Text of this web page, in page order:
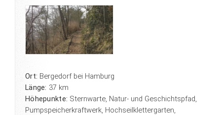
Ort: Bergedorf bei Hamburg
Länge: 37 km
Höhepunkte: Sternwarte, Natur- und Geschichtspfad,
Pumpspeicherkraftwerk, Hochseilklettergarten,